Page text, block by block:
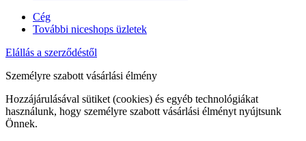
Cég
További niceshops üzletek
Elállás a szerződéstől
Személyre szabott vásárlási élmény
Hozzájárulásával sütiket (cookies) és egyéb technológiákat
használunk, hogy személyre szabott vásárlási élményt nyújtsunk
Önnek.